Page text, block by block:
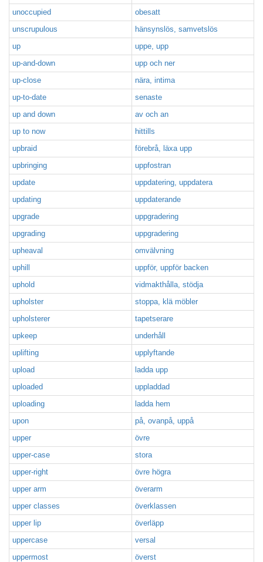
unoccupied
obesatt
unscrupulous
hänsynslös, samvetslös
up
uppe, upp
up-and-down
upp och ner
up-close
nära, intima
up-to-date
senaste
up and down
av och an
up to now
hittills
upbraid
förebrå, läxa upp
upbringing
uppfostran
update
uppdatering, uppdatera
updating
uppdaterande
upgrade
uppgradering
upgrading
uppgradering
upheaval
omvälvning
uphill
uppför, uppför backen
uphold
vidmakthålla, stödja
upholster
stoppa, klä möbler
upholsterer
tapetserare
upkeep
underhåll
uplifting
upplyftande
upload
ladda upp
uploaded
uppladdad
uploading
ladda hem
upon
på, ovanpå, uppå
upper
övre
upper-case
stora
upper-right
övre högra
upper arm
överarm
upper classes
överklassen
upper lip
överläpp
uppercase
versal
uppermost
överst